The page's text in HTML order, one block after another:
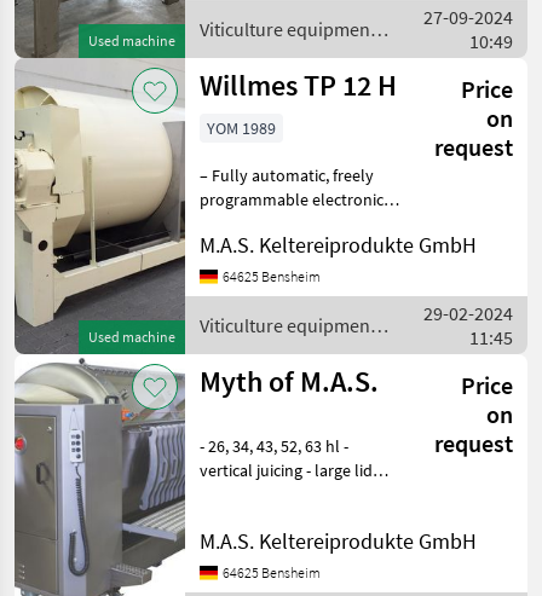
Used machine
Viticulture equipment /
Diemme
27-09-2024
10:49
Used machine
Willmes TP 12 H
Price
on
request
YOM 1989
– Fully automatic, freely
programmable electronic
operation (Siemens / MAS) –
Drum and frame in painted
finish – Juice channels and
juice t
M.A.S. Keltereiprodukte GmbH
64625 Bensheim
Viticulture equipment /
Willmes
29-02-2024
11:45
Myth of M.A.S.
Price
on
request
- 26, 34, 43, 52, 63 hl -
vertical juicing - large lid
construction Viticulture
equipment Wine presses
M.A.S. Keltereiprodukte GmbH
64625 Bensheim